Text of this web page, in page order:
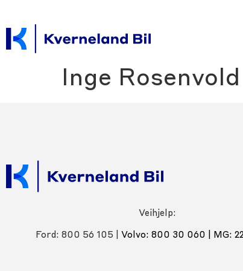
Inge Rosenvold
Veihjelp:
Ford: 800 56 105 | Volvo: 800 30 060 MG: